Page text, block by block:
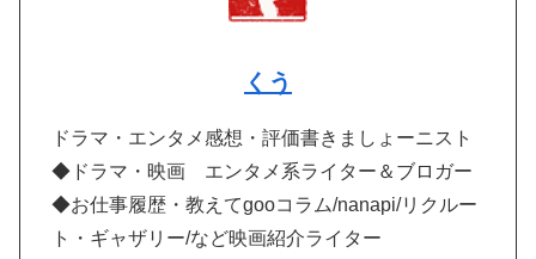
くう
ドラマ・エンタメ感想・評価書きましょーニスト
◆ドラマ・映画 エンタメ系ライター＆ブロガー
◆お仕事履歴・教えてgooコラム/nanapi/リクルー
ト・ギャザリー/など映画紹介ライター